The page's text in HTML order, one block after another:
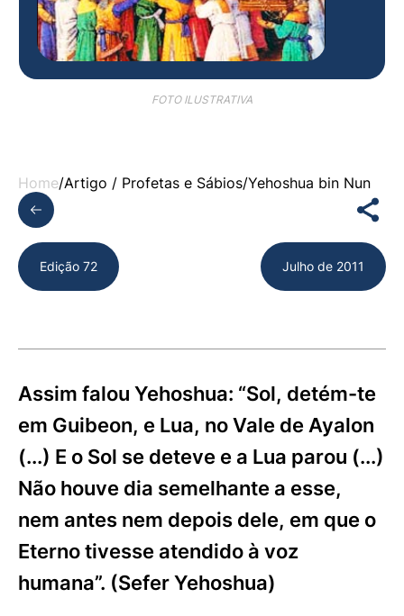
FOTO ILUSTRATIVA
Home/Artigo / Profetas e Sábios/Yehoshua bin Nun
Edição 72 Julho de 2011
Assim falou Yehoshua: “Sol, detém-te
em Guibeon, e Lua, no Vale de Ayalon
(...) E o Sol se deteve e a Lua parou (...)
Não houve dia semelhante a esse,
nem antes nem depois dele, em que o
Eterno tivesse atendido à voz
humana”. (Sefer Yehoshua)